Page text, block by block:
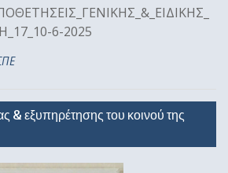
6-2025
& εξυπηρέτησης του κοινού της